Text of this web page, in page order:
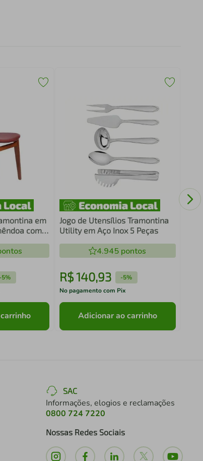
em
com
-5%
Jogo de Utensílios Tramontina
Utility em Aço Inox 5 Peças
4.945 pontos
R$140,93 -5%
No pagamento com Pix
Adicionar ao carrinho
SAC
Informações, elogios e reclamações
0800 724 7220
Nossas Redes Sociais